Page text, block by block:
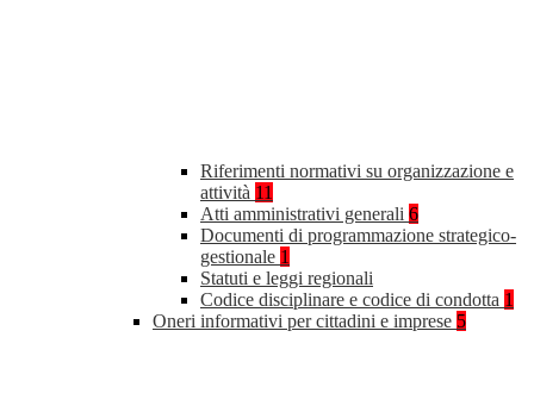
Riferimenti normativi su organizzazione e
attività 11
Atti amministrativi generali 6
Documenti di programmazione strategico-
gestionale 1
Statuti e leggi regionali
Codice disciplinare e codice di condotta 1
Oneri informativi per cittadini e imprese 5